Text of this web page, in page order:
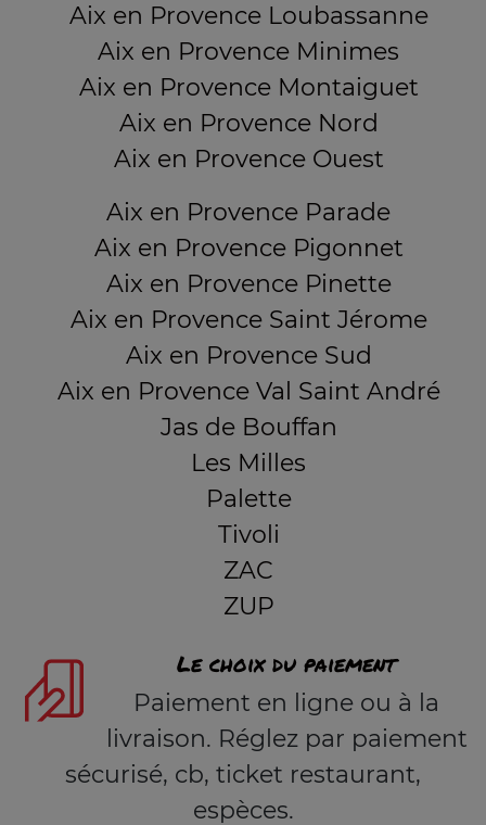
Aix en Provence Loubassanne
Aix en Provence Minimes
Aix en Provence Montaiguet
Aix en Provence Nord
Aix en Provence Ouest
Aix en Provence Parade
Aix en Provence Pigonnet
Aix en Provence Pinette
Aix en Provence Saint Jérome
Aix en Provence Sud
Aix en Provence Val Saint André
Jas de Bouffan
Les Milles
Palette
Tivoli
ZAC
ZUP
Le choix du paiement
Paiement en ligne ou à la
livraison. Réglez par paiement
sécurisé, cb, ticket restaurant,
espèces.